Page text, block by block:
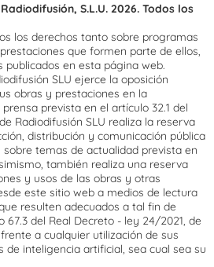
S.L.U. 2026. Todos los
los derechos tanto sobre programas
que formen parte de ellos,
publicados en esta página web.
SLU ejerce la oposición
obras y prestaciones en la
prevista en el artículo 32.1 del
Radiodifusión SLU realiza la reserva
distribución y comunicación pública
temas de actualidad prevista en
también realiza una reserva
y usos de las obras y otras
este sitio web a medios de lectura
resulten adecuados a tal fin de
del Real Decreto - ley 24/2021, de
a cualquier utilización de sus
de inteligencia artificial, sea cual sea su